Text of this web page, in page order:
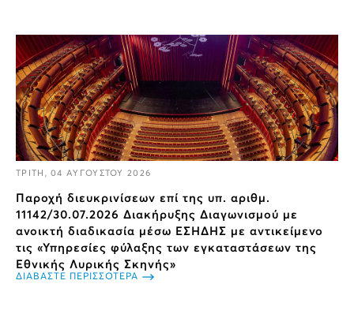
ΤΡΙΤΗ, 04 ΑΥΓΟΥΣΤΟΥ 2026
Παροχή διευκρινίσεων επί της υπ. αριθμ.
11142/30.07.2026 Διακήρυξης Διαγωνισμού με
ανοικτή διαδικασία μέσω ΕΣΗΔΗΣ με αντικείμενο
τις «Υπηρεσίες φύλαξης των εγκαταστάσεων της
Εθνικής Λυρικής Σκηνής»
ΔΙΑΒΑΣΤΕ ΠΕΡΙΣΣΟΤΕΡΑ